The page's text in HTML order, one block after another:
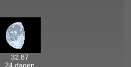
32.87
24 dagen